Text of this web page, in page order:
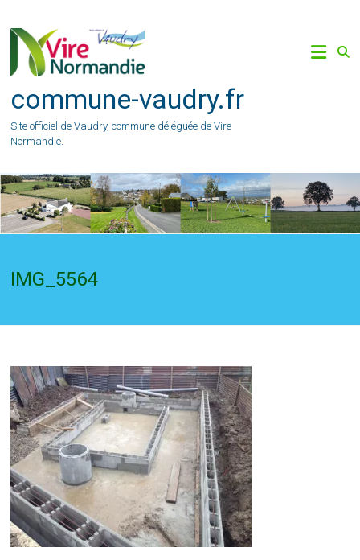
content
commune-vaudry.fr
Site officiel de Vaudry, commune déléguée de Vire
Normandie.
IMG_5564